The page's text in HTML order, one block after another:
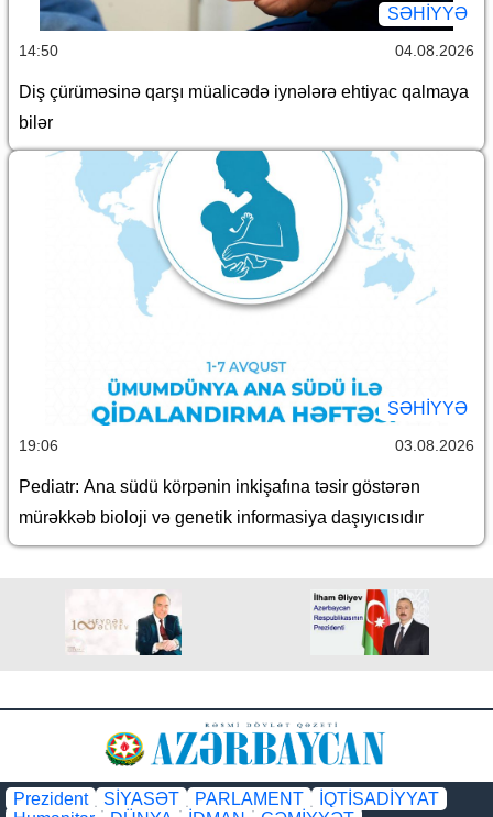
SƏHIYYƏ
14:50 04.08.2026
Diş çürüməsinə qarşı müalicədə iynələrə ehtiyac qalmaya
bilər
SƏHIYYƏ
19:06 03.08.2026
Pediatr: Ana südü körpənin inkişafına təsir göstərən
mürəkkəb bioloji və genetik informasiya daşıyıcısıdır
Prezident SİYASƏT PARLAMENT
İQTİSADİYYAT